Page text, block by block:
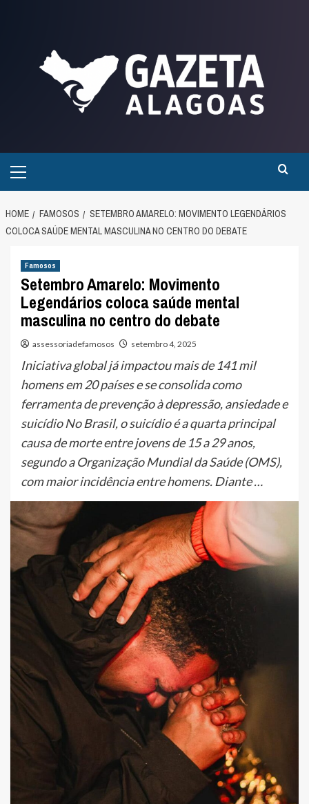
Menu
HOME FAMOSOS
SETEMBRO AMARELO: MOVIMENTO LEGENDÁRIOS
COLOCA SAÚDE MENTAL MASCULINA NO CENTRO DO DEBATE
Famosos
Setembro Amarelo: Movimento
Legendários coloca saúde mental
masculina no centro do debate
assessoriadefamosos setembro 4, 2025
Iniciativa global já impactou mais de 141 mil
homens em 20 países e se consolida como
ferramenta de prevenção à depressão, ansiedade e
suicídio No Brasil, o suicídio é a quarta principal
causa de morte entre jovens de 15 a 29 anos,
segundo a Organização Mundial da Saúde (OMS),
com maior incidência entre homens. Diante …